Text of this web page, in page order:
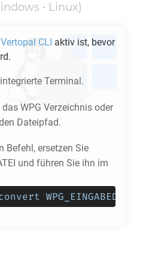
• Linux)
Vertopal CLI aktiv ist, bevor
Terminal.
das WPG Verzeichnis oder
Dateipfad.
Befehl, ersetzen Sie
und führen Sie ihn im